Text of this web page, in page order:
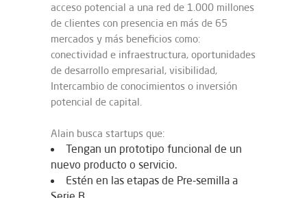
acceso potencial a una red de 1.000 millones
de clientes con presencia en más de 65
mercados y más beneficios como:
conectividad e infraestructura, oportunidades
de desarrollo empresarial, visibilidad,
Intercambio de conocimientos o inversión
potencial de capital.
Alain busca startups que:
Tengan un prototipo funcional de un
nuevo producto o servicio.
Estén en las etapas de Pre-semilla a